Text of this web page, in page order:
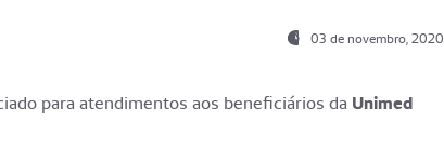
03 de novembro, 2020
para atendimentos aos beneficiários da Unimed